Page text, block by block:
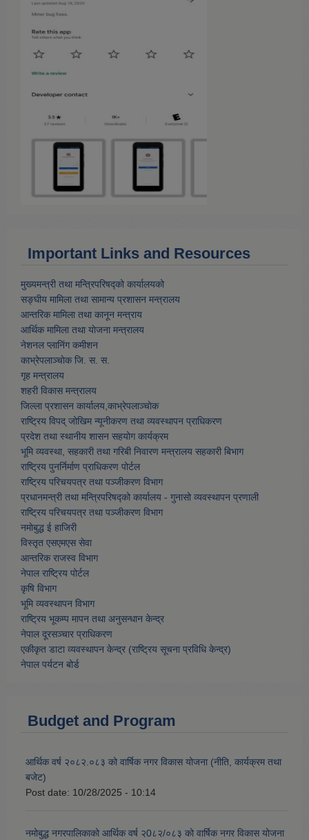
Important Links and Resources
मुख्यमन्त्री तथा मन्त्रिपरिषद्को कार्यालयको
सङ्घीय मामिला तथा सामान्य प्रशासन मन्त्रालय
आन्तरिक मामिला तथा कानून मन्त्राय
आर्थिक मामिला तथा याेजना मन्त्रालय
नेशनल प्लानिंग कमीशन
काभ्रेपलाञ्चाेक जि. स. स.
गृह मन्त्रालय
शहरी विकास मन्त्रालय
जिल्ला प्रशासन कार्यालय,काभ्रेपलाञ्चाेक
राष्ट्रिय विपद् जोखिम न्यूनीकरण तथा व्यवस्थापन प्राधिकरण
प्रदेश तथा स्थानीय शासन सहयोग कार्यक्रम
भूमि व्यवस्था, सहकारी तथा गरिबी निवारण मन्त्रालय सहकारी बिभाग
राष्ट्रिय पुनर्निर्माण प्राधिकरण पोर्टल
राष्ट्रिय परिचयपत्र तथा पञ्जीकरण विभाग
प्रधानमन्त्री तथा मन्त्रिपरिषद्को कार्यालय - गुनासो व्यवस्थापन प्रणाली
राष्ट्रिय परिचयपत्र तथा पञ्जीकरण विभाग
नमाेबुद्ध ई हाजिरी
विस्तृत एसएमएस सेवा
आन्तरिक राजस्व विभाग
नेपाल राष्ट्रिय पोर्टल
कृषि विभाग
भूमि व्यवस्थापन विभाग
राष्ट्रिय भूकम्प मापन तथा अनुसन्धान केन्द्र
नेपाल दूरसञ्चार प्राधिकरण
एकीकृत डाटा व्यवस्थापन केन्द्र (राष्ट्रिय सूचना प्रविधि केन्द्र)
नेपाल पर्यटन बोर्ड
Budget and Program
आर्थिक वर्ष २०८२.०८३ को वार्षिक नगर विकास योजना (नीति, कार्यक्रम तथा
बजेट)
Post date: 10/28/2025 - 10:14
नमोबुद्ध नगरपालिकाको आर्थिक वर्ष २0८२/०८३ को वार्षिक नगर विकास योजना